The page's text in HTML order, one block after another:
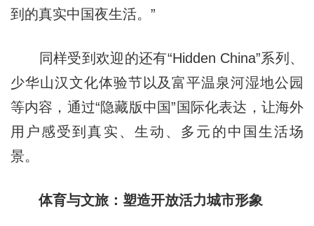
到的真实中国夜生活。”
同样受到欢迎的还有“Hidden China”系列、
少华山汉文化体验节以及富平温泉河湿地公园
等内容，通过“隐藏版中国”国际化表达，让海外
用户感受到真实、生动、多元的中国生活场
景。
体育与文旅：塑造开放活力城市形象